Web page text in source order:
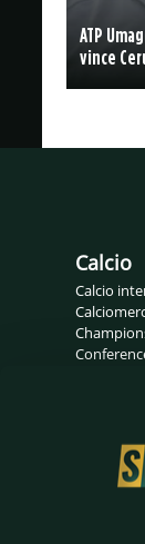
ATP
vince
Calcio
Calcio